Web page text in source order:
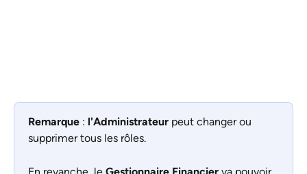
Remarque : l'Administrateur peut changer ou
supprimer tous les rôles.